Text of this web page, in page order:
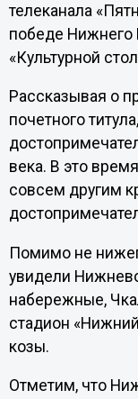
телеканала
победе Нижнего
«Культурной
Рассказывая о
почетного
века. В это
совсем другим
Помимо не
увидели
набережные,
стадион
козы.
Отметим, что